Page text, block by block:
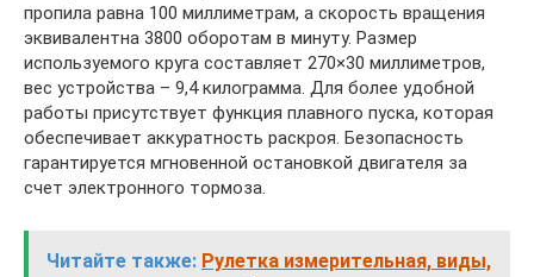
пропила равна 100 миллиметрам, а скорость вращения
эквивалентна 3800 оборотам в минуту. Размер
используемого круга составляет 270×30 миллиметров,
вес устройства – 9,4 килограмма. Для более удобной
работы присутствует функция плавного пуска, которая
обеспечивает аккуратность раскроя. Безопасность
гарантируется мгновенной остановкой двигателя за
счет электронного тормоза.
Читайте также: Рулетка измерительная, виды,